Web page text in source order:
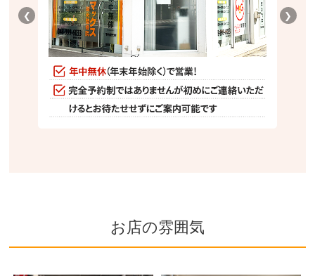
❮ ❯
お店の雰囲気